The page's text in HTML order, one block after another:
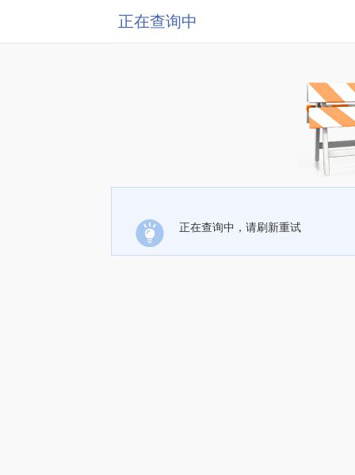
正在查询中
正在查询中，请刷新重试